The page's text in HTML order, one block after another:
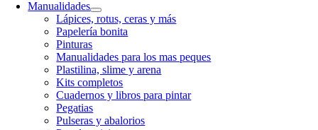
Manualidades
Lápices, rotus, ceras y más
Papelería bonita
Pinturas
Manualidades para los mas peques
Plastilina, slime y arena
Kits completos
Cuadernos y libros para pintar
Pegatias
Pulseras y abalorios